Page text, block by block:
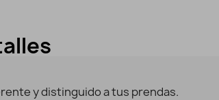
y distinguido a tus prendas.